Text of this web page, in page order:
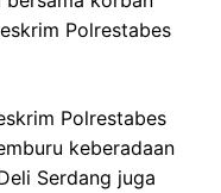
Polrestabes
Polrestabes
keberadaan
Serdang juga